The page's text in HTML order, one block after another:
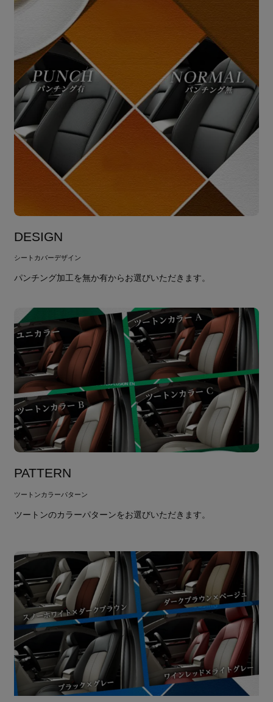
DESIGN
シートカバーデザイン
パンチング加工を無か有からお選びいただきます。
PATTERN
ツートンカラーパターン
ツートンのカラーパターンをお選びいただきます。